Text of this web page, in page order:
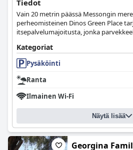
Tiedot
Vain 20 metrin päässä Messongin
perheomisteinen Dinos Green Place
itsepalvelumajoitusta, jonka
Kategoriat
Pysäköinti
Ranta
Ilmainen Wi-Fi
Näytä lisää
Georgina